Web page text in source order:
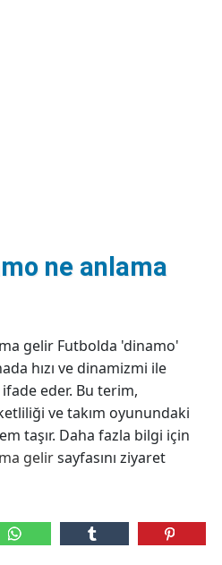
ne anlama
gelir Futbolda 'dinamo'
hızı ve dinamizmi ile
ifade eder. Bu terim,
ve takım oyunundaki
taşır. Daha fazla bilgi için
gelirsayfasını ziyaret